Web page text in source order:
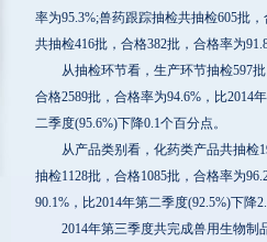
率为95.3%;兽药跟踪抽检共抽检605批
共抽检416批，合格382批，合格率为
从抽检环节看，生产环节抽检597批
合格2589批，合格率为94.6%，比2014
二季度(95.6%)下降0.1个百分点。
从产品类别看，化药类产品共抽检
抽检1128批，合格1085批，合格率为
90.1%，比2014年第二季度(92.5%)下
2014年第三季度共完成兽用生物制品